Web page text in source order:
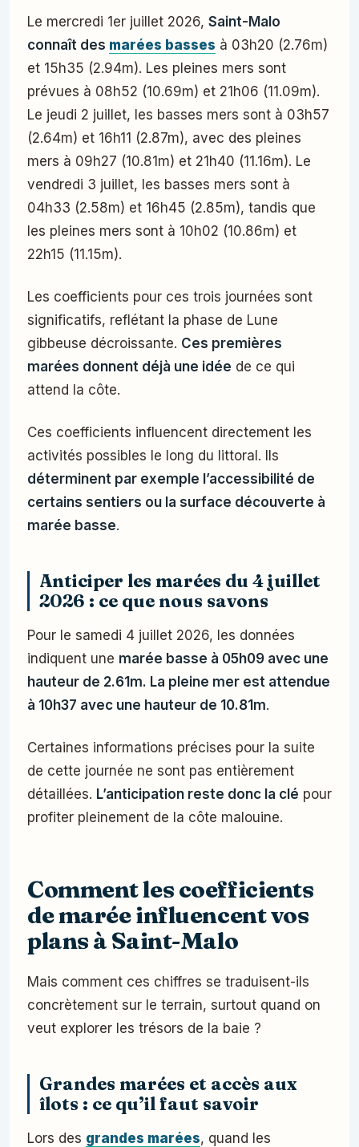
Le mercredi 1er juillet 2026, Saint-Malo
connaît des marées basses à 03h20 (2.76m)
et 15h35 (2.94m). Les pleines mers sont
prévues à 08h52 (10.69m) et 21h06 (11.09m).
Le jeudi 2 juillet, les basses mers sont à 03h57
(2.64m) et 16h11 (2.87m), avec des pleines
mers à 09h27 (10.81m) et 21h40 (11.16m). Le
vendredi 3 juillet, les basses mers sont à
04h33 (2.58m) et 16h45 (2.85m), tandis que
les pleines mers sont à 10h02 (10.86m) et
22h15 (11.15m).
Les coefficients pour ces trois journées sont
significatifs, reflétant la phase de Lune
gibbeuse décroissante. Ces premières
marées donnent déjà une idée de ce qui
attend la côte.
Ces coefficients influencent directement les
activités possibles le long du littoral. Ils
déterminent par exemple l’accessibilité de
certains sentiers ou la surface découverte à
marée basse.
Anticiper les marées du 4 juillet
2026 : ce que nous savons
Pour le samedi 4 juillet 2026, les données
indiquent une marée basse à 05h09 avec une
hauteur de 2.61m. La pleine mer est attendue
à 10h37 avec une hauteur de 10.81m.
Certaines informations précises pour la suite
de cette journée ne sont pas entièrement
détaillées. L’anticipation reste donc la clé pour
profiter pleinement de la côte malouine.
Comment les coefficients
de marée influencent vos
plans à Saint-Malo
Mais comment ces chiffres se traduisent-ils
concrètement sur le terrain, surtout quand on
veut explorer les trésors de la baie ?
Grandes marées et accès aux
îlots : ce qu’il faut savoir
Lors des grandes marées, quand les